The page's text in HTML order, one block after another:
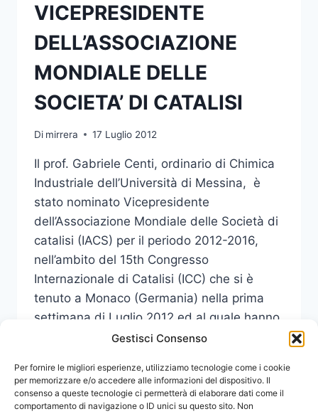
Gestisci Consenso
Per fornire le migliori esperienze, utilizziamo tecnologie come i cookie
per memorizzare e/o accedere alle informazioni del dispositivo. Il
consenso a queste tecnologie ci permetterà di elaborare dati come il
comportamento di navigazione o ID unici su questo sito. Non
CENTI
VICEPRESIDENTE
DELL’ASSOCIAZIONE
MONDIALE DELLE
SOCIETA’ DI CATALISI
Di mirrera 17 Luglio 2012
Il prof. Gabriele Centi, ordinario di Chimica
Industriale dell’Università di Messina, è
stato nominato Vicepresidente
dell’Associazione Mondiale delle Società di
catalisi (IACS) per il periodo 2012-2016,
nell’ambito del 15th Congresso
Internazionale di Catalisi (ICC) che si è
tenuto a Monaco (Germania) nella prima
settimana di Luglio 2012 ed al quale hanno
partecipato oltre 2200 ricercatori…
LEGGI DI PIÙIL
PROF.
CENTI
VICEPRESIDENTE